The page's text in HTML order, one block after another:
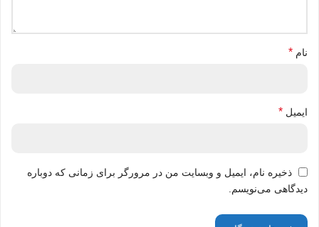
نام *
ایمیل *
ذخیره نام، ایمیل و وبسایت من در مرورگر برای زمانی که دوباره
دیدگاهی می‌نویسم.